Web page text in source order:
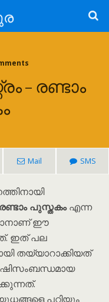
– രണ്ടാം
Mail SMS
പുസ്തകംഎന്ന
ഈ
ഇത് പല
തയ്യാറാക്കിയത്
പറ്റിയും